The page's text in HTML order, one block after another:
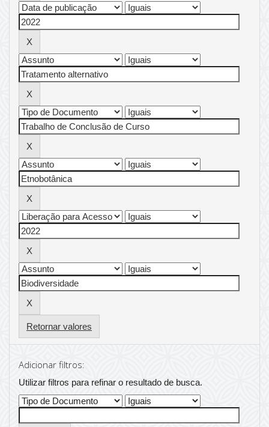
Retornar valores
Adicionar filtros:
Utilizar filtros para refinar o resultado de busca.